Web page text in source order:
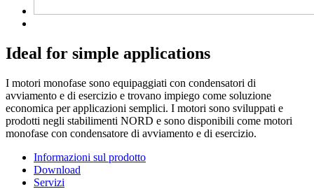
Ideal for simple applications
I motori monofase sono equipaggiati con condensatori di
avviamento e di esercizio e trovano impiego come soluzione
economica per applicazioni semplici. I motori sono sviluppati e
prodotti negli stabilimenti NORD e sono disponibili come motori
monofase con condensatore di avviamento e di esercizio.
Informazioni sul prodotto
Download
Servizi